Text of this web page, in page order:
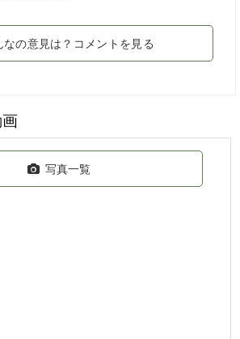
なの意見は？コメントを見る
写真一覧